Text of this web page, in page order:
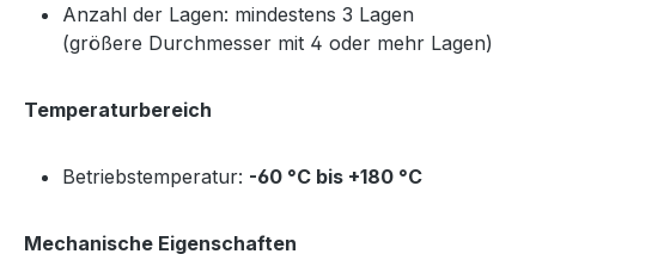
Anzahl der Lagen: mindestens 3 Lagen
(größere Durchmesser mit 4 oder mehr Lagen)
Temperaturbereich
Betriebstemperatur: -60 °C bis +180 °C
Mechanische Eigenschaften